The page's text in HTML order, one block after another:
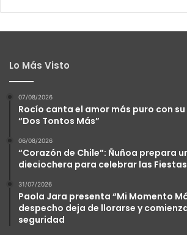
Lo Más Visto
07/08/2026
Rocío canta el amor más puro con
“Dos Tontos Más”
06/08/2026
“Corazón de Chile”: Ñuñoa prepara
dieciochera para celebrar las
31/07/2026
Paola Jara presenta “Mi Momento
despecho deja de llorarse y
seguridad